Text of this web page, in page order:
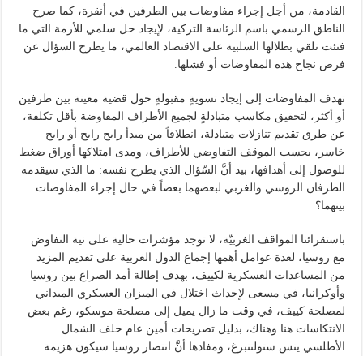
القادمة، من أجل إجراء مفاوضات بين الطرفين في أنقرة، كما صرح
الناطق الرسمي باسم الرئاسة التركية، لإيجاد حل سلمي للأزمة التي ما
فتئت تلقي بظلالها السلبية على الاقتصاد العالمي، ما يطرح السؤال عن
فرص نجاح هذه المفاوضات أو فشلها.
تهدف المفاوضات إلى إيجاد تسويةٍ مقبولةٍ حول قضية معينة بين طرفين
أو أكثر، لتحقيق مكاسب متبادلةٍ لجميع الأطراف المفاوضة بأقل تكلفة،
عن طرق تقديم تنازلات متبادلة، انطلاقاً من مبدأ رابح رابح أو رابح
خاسر، بحسب الموقف التفاوضي للأطراف، ومدى امتلاكها أوراق ضغط
للوصول إلى أهدافها، بيد أنَّ السّؤال الذي يطرح نفسه: ما الذي سيقدمه
الطرفان الروسي والغربي لبعضهما بعضاً في حال إجراء المفاوضات
بينهما؟
باستقرائنا المواقف الغربيّة، لا توجد مؤشرات حالية على نية التفاوض
مع روسيا، لعدة عوامل أهمها إجماع الدول الغربية على تقديم المزيد
من المساعدات العسكرية لكييف، بهدف إطالة أمد الصراع بين روسيا
وأوكرانيا، في مسعى لإحداث اختلال في الميزان العسكري الميداني
لمصلحة كييف، في وقت ما زال يميل إلى مصلحة موسكو، رغم بعض
الانتكاسات هنا وهناك، بدليل تصريحات أمين عام حلف الشمال
الأطلسي ينس ستولتنبرغ، ومفادها أنَّ انتصار روسيا سيكون هزيمة